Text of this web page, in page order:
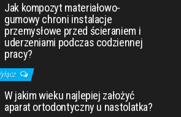
Jak kompozyt materiałowo-
gumowy chroni instalacje
przemysłowe przed ścieraniem i
uderzeniami podczas codziennej
pracy?
W jakim wieku najlepiej założyć
aparat ortodontyczny u nastolatka?